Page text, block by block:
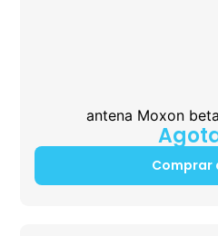
antena Moxon
Comprar